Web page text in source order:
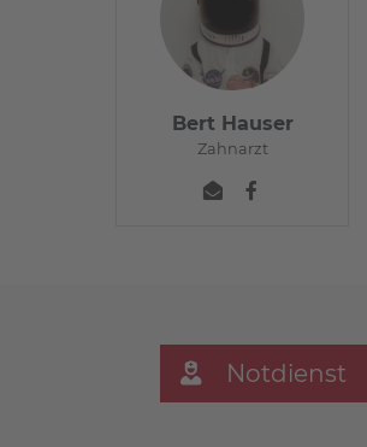
Notdienst
Bert Hauser
Zahnarzt